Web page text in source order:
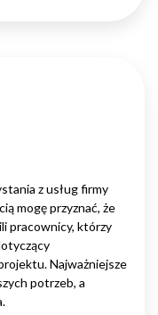
z usług firmy
mogę przyznać, że
pracownicy, którzy
Najważniejsze
potrzeb, a